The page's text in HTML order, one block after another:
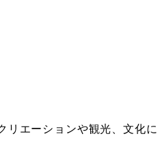
リエーションや観光、文化に